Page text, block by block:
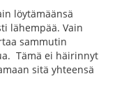
löytämäänsä
lähempää. Vain
sammutin
Tämä ei häirinnyt
sitä yhteensä